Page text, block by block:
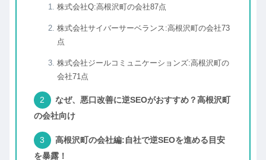
株式会社Q:高根沢町の会社87点
株式会社サイバーサーベランス:高根沢町の会社73
点
株式会社ジールコミュニケーションズ:高根沢町の
会社71点
なぜ、悪口改善に逆SEOがおすすめ？高根沢町
の会社向け
高根沢町の会社編:自社で逆SEOを進める目安
を暴露！